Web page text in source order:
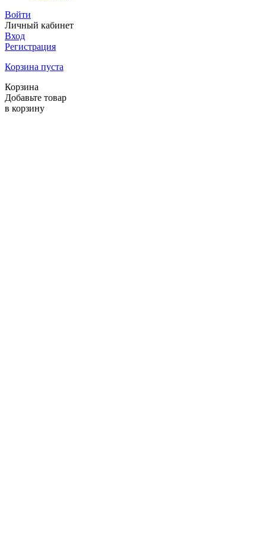
Войти
Личный кабинет
Вход
Регистрация
Корзина пуста
Корзина
Добавьте товар
в корзину